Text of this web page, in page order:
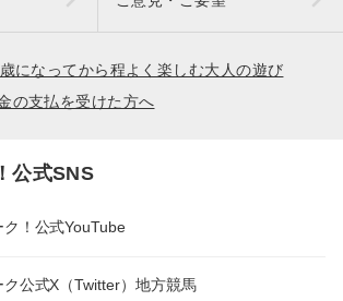
になってから程よく楽しむ大人の遊び
の支払を受けた方へ
公式SNS
！公式YouTube
ク公式X（Twitter）地方競馬